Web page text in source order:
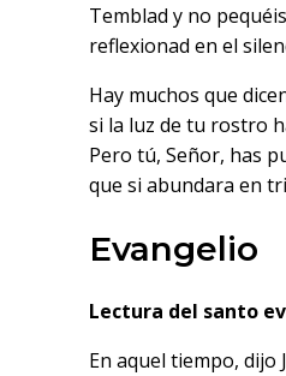
Temblad y no
reflexionad en el
Hay muchos que
si la luz de tu rostro
Pero tú, Señor, has
que si abundara en
Evangelio
Lectura del santo
En aquel tiempo, dijo